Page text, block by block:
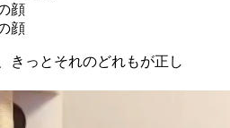
顔
顔
きっとそれのどれもが正し